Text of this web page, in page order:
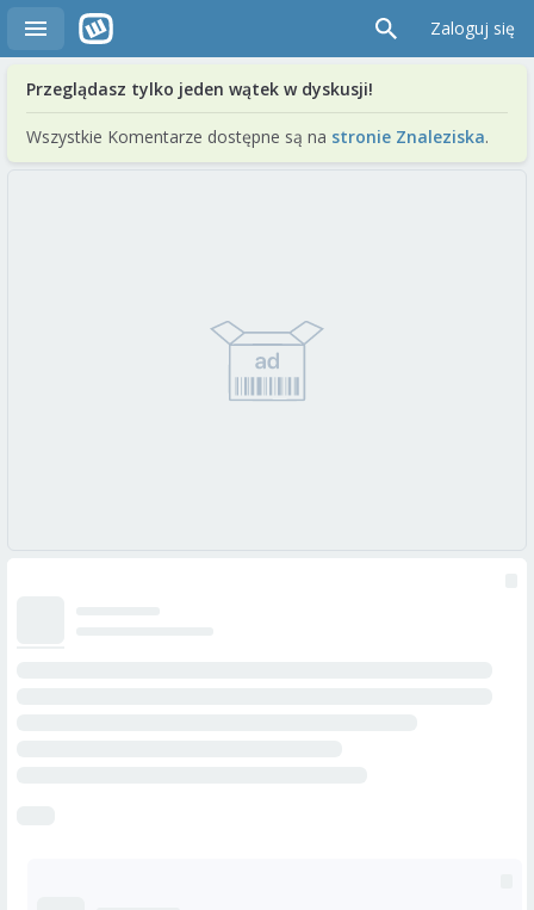
Zaloguj się
Przeglądasz tylko jeden wątek w dyskusji!
Wszystkie Komentarze dostępne są na stronie Znaleziska.